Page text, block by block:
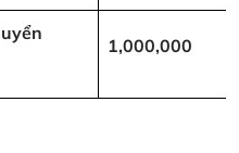
1,000,000